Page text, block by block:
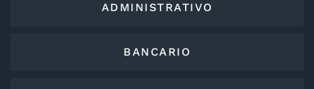
ADMINISTRATIVO
BANCARIO